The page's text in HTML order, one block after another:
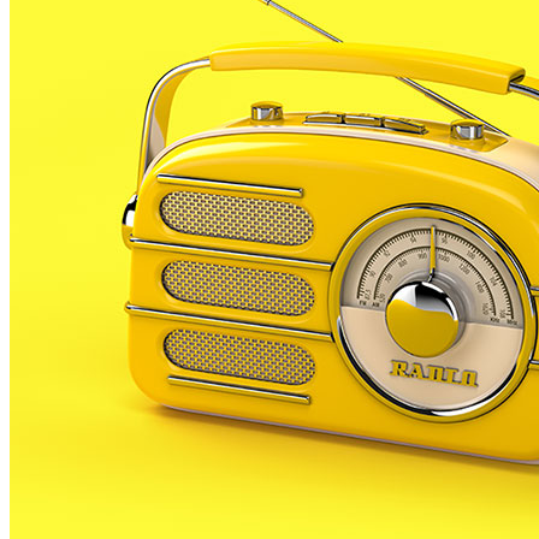
amateur de PLF. En aquesta ocasió al camp de la
Penya Barcelonista de Lloret i per 2 a 1. Aquesta nova
derrota enfonsa una mica més el PLF a la classificació
i ara ja ocupa la 5a plaça, després d’haver estat liders
i segons durant la majoria de les jornades.
Aquest proper cap de setmana els palafollencs
rebran al camp municipal a l’olímpic Malgrat. Serà un
derbi, a priori, igualat segons la classificació. Els de
PLF són 5s i els malgratencs 7s.
El cadet de futbol de PLF continua sent dels millors
de la categoria. Aquesta setmana s’ha imposat al
Susannenc per un contundent 1 a 6. Això el referma a
la 2a posició dels cadets a la classificació. Després de